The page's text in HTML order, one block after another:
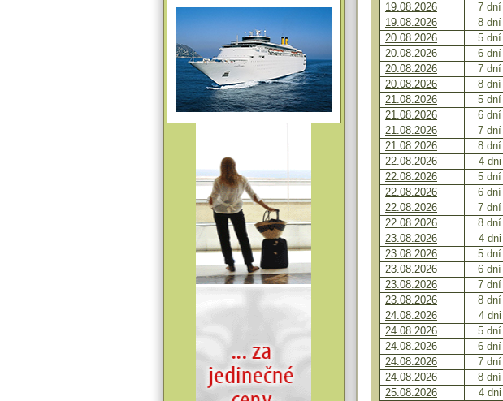
19.08.2026
7 dní
19.08.2026
8 dní
20.08.2026
5 dní
20.08.2026
6 dní
20.08.2026
7 dní
20.08.2026
8 dní
21.08.2026
5 dní
21.08.2026
6 dní
21.08.2026
7 dní
21.08.2026
8 dní
22.08.2026
4 dni
22.08.2026
5 dní
22.08.2026
6 dní
22.08.2026
7 dní
22.08.2026
8 dní
23.08.2026
4 dni
23.08.2026
5 dní
23.08.2026
6 dní
23.08.2026
7 dní
23.08.2026
8 dní
24.08.2026
4 dni
24.08.2026
5 dní
24.08.2026
6 dní
24.08.2026
7 dní
24.08.2026
8 dní
25.08.2026
4 dni